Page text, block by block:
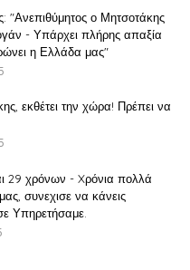
"Ανεπιθύμητος ο Μητσοτάκης
- Υπάρχει πλήρης απαξία
η Ελλάδα μας"
εκθέτει την χώρα! Πρέπει να
29 χρόνων - Xρόνια πολλά
συνεχισε να κάνεις
Υπηρετήσαμε.